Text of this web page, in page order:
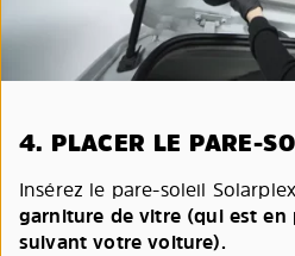
4. PLACER LE PARE-
Insérez le pare-soleil
garniture de vitre (qui est
suivant votre voiture).